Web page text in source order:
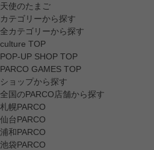
天使のたまご
カテゴリーから探す
全カテゴリーから探す
culture TOP
POP-UP SHOP TOP
PARCO GAMES TOP
ショップから探す
全国のPARCO店舗から探す
札幌PARCO
仙台PARCO
浦和PARCO
池袋PARCO